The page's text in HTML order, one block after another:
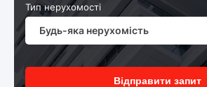
Тип нерухомості
Будь-яка нерухомість
Відправити запит